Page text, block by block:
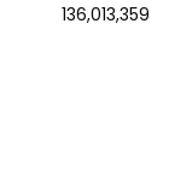
136,013,359